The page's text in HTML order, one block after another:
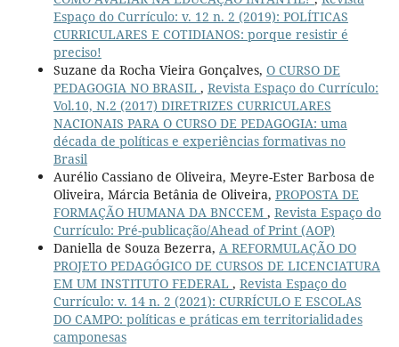
Espaço do Currículo: v. 12 n. 2 (2019): POLÍTICAS
CURRICULARES E COTIDIANOS: porque resistir é
preciso!
Suzane da Rocha Vieira Gonçalves, O CURSO DE
PEDAGOGIA NO BRASIL , Revista Espaço do Currículo:
Vol.10, N.2 (2017) DIRETRIZES CURRICULARES
NACIONAIS PARA O CURSO DE PEDAGOGIA: uma
década de políticas e experiências formativas no
Brasil
Aurélio Cassiano de Oliveira, Meyre-Ester Barbosa de
Oliveira, Márcia Betânia de Oliveira, PROPOSTA DE
FORMAÇÃO HUMANA DA BNCCEM , Revista Espaço do
Currículo: Pré-publicação/Ahead of Print (AOP)
Daniella de Souza Bezerra, A REFORMULAÇÃO DO
PROJETO PEDAGÓGICO DE CURSOS DE LICENCIATURA
EM UM INSTITUTO FEDERAL , Revista Espaço do
Currículo: v. 14 n. 2 (2021): CURRÍCULO E ESCOLAS
DO CAMPO: políticas e práticas em territorialidades
camponesas